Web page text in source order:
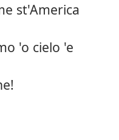
st'America
'o cielo 'e